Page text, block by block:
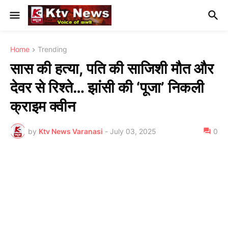
Home Trending
सास की हत्या, पति की साजिशी मौत और
देवर से रिश्ते… झांसी की ‘पूजा’ निकली
क्राइम क्वीन
by Ktv News Varanasi - July 03, 2025 0